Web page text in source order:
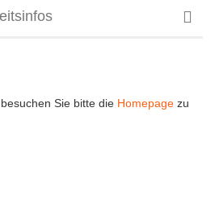
Sie bitte die Homepage zu